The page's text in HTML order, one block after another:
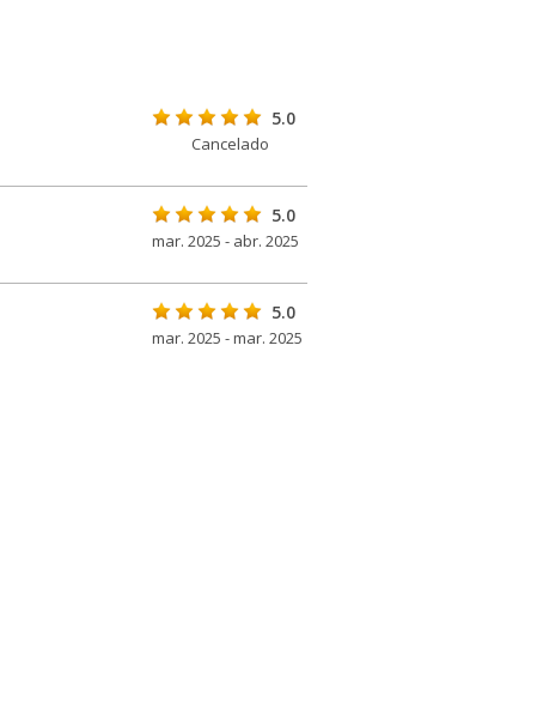
5.0
Cancelado
5.0
mar. 2025 - abr. 2025
5.0
mar. 2025 - mar. 2025